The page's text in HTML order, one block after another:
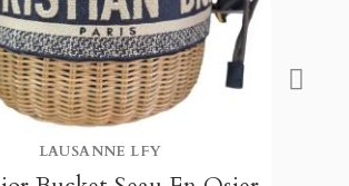
LAUSANNE LFY